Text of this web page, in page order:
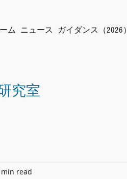
ム ニュース ガイダンス（2026）
究室
min read